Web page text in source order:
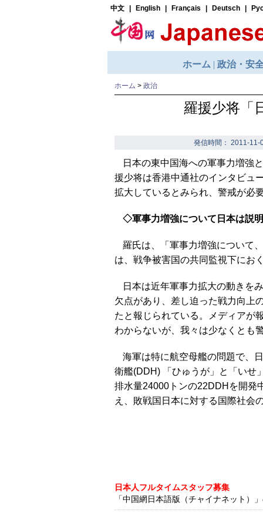
ホーム > 政治
羅援少将「
発信時間： 2011-
日本の東中国海への軍事力増強
援少将は香港中通社のインタビュ
拡大しているとみられ、警戒が必
◇軍事力増強について日本は説
羅氏は、「軍事力増強について
は、戦争被害国の共同監視下にお
日本は近年軍事力拡大の動きを
欠点があり、差し迫った戦力向上
たと報じられている。メディアが
わからないが、我々は少なくとも
海軍は特に航空母艦の問題で、
衛艦(DDH) 「ひゅうが」と「いせ
排水量24000トンの22DDHを開発
え、敗戦国日本に対する国際社会
日本人フルタイムスタッフ募集
「中国網日本語版（チャイナネット）